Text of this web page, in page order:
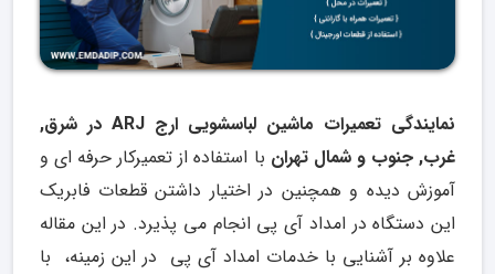
نمایندگی تعمیرات ماشین لباسشویی ارج ARJ در شرق
,
غرب,جنوب و شمال تهران با استفاده از تعمیرکار حرفه ای و
آموزش دیده و همچنین در اختیار داشتن قطعات فابریک
این دستگاه در امداد آی پی انجام می پذیرد. در این مقاله
علاوه بر آشنایی با خدمات امداد آی پی در این زمینه، با